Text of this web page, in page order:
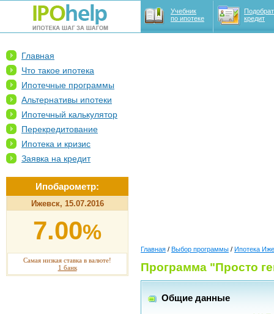
Учебник
по ипотеке
кредит
Главная
Что такое ипотека
Ипотечные программы
Альтернативы ипотеки
Ипотечный калькулятор
Перекредитование
Ипотека и кризис
Заявка на кредит
Ипобарометр:
Ижевск, 15.07.2016
7.00%
Самая низкая ставка в валюте!
1 банк
Главная / Выбор программы / Ипотека
Программа "Просто
Общие данные